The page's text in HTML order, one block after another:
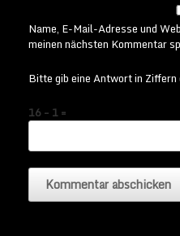
Name, E-Mail-Adresse und
meinen nächsten Kommentar
Bitte gib eine Antwort in Ziffern
16 − 1 =